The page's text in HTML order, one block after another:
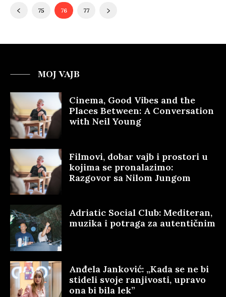
75 76 77
MOJ VAJB
Cinema, Good Vibes and the
Places Between: A Conversation
with Neil Young
Filmovi, dobar vajb i prostori u
kojima se pronalazimo:
Razgovor sa Nilom Jungom
Adriatic Social Club: Mediteran,
muzika i potraga za autentičnim
Anđela Janković: „Kada se ne bi
stideli svoje ranjivosti, upravo
ona bi bila lek”